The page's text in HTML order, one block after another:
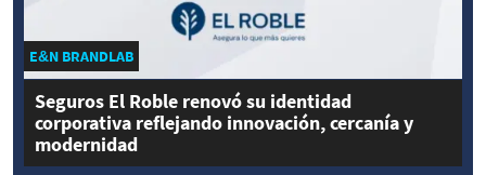
E&N BRANDLAB
Seguros El Roble renovó su identidad
corporativa reflejando innovación, cercanía y
modernidad